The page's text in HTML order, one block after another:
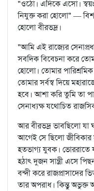
"ওঠো। এদিকে এসো।
নিযুক্ত করা হোলো" —
হোলো বীরভদ্র।
"আমি এই রাজ্যের
সবদিক বিবেচনা করে
হোলো। তোমার
তোমার সর্বস্ব দিয়ে
হবে। আশা করি তুমি তা
সেনাধ্যক্ষ যথোচিত
আর বীরভদ্র ভাবছিলো যা
আগেই সে ছিলো জীবিকার
হতভাগ্য যুবক। ভোররাতে
হঠাৎ দুজন সান্ত্রী এসে
বন্দী করে রাজপ্রাসাদের
তার অপরাধ। কিন্তু অভুক্ত